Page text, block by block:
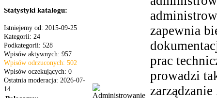
Statystyki katalogu:
Istniejemy od: 2015-09-25
Kategorii: 24
Podkategorii: 528
Wpisów aktywnych: 957
Wpisów odrzuconych: 502
Wpisów oczekujących: 0
Ostatnia moderacja: 2026-07-
14
zapewnia
prac
prowadzi